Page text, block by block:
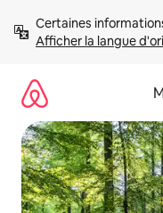
directement
Afficher la langue